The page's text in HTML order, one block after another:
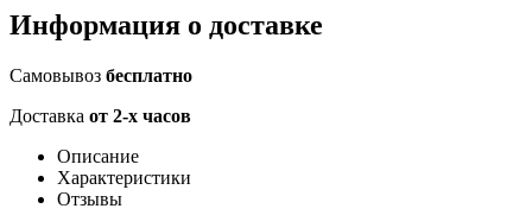
Информация о доставке
Самовывоз бесплатно
Доставка от 2-х часов
Описание
Характеристики
Отзывы